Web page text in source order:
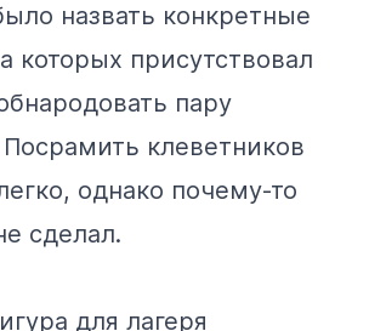
назвать конкретные
которых присутствовал
пару
клеветников
однако почему-то
сделал.
для лагеря